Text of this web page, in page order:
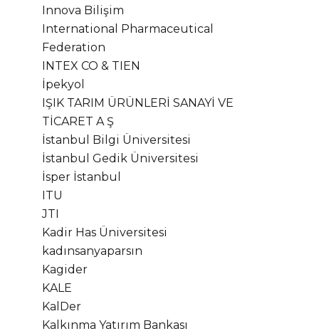
Innova Bilişim
International Pharmaceutical
Federation
INTEX CO & TIEN
İpekyol
IŞIK TARIM ÜRÜNLERİ SANAYİ VE
TİCARET A Ş
İstanbul Bilgi Üniversitesi
İstanbul Gedik Üniversitesi
İsper İstanbul
ITU
JTI
Kadir Has Üniversitesi
kadınsanyaparsın
Kagider
KALE
KalDer
Kalkınma Yatırım Bankası